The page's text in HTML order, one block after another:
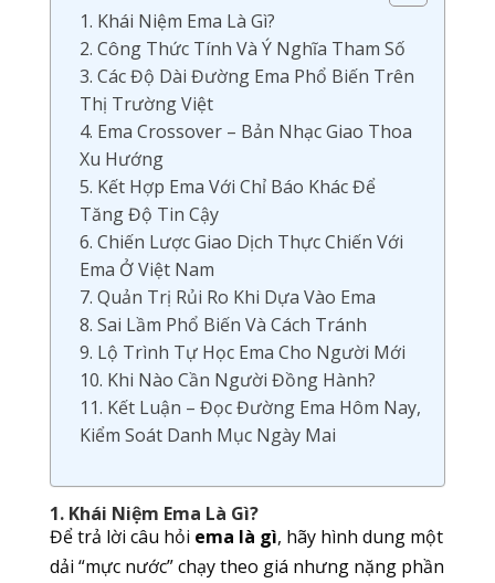
1. Khái Niệm Ema Là Gì?
2. Công Thức Tính Và Ý Nghĩa Tham Số
3. Các Độ Dài Đường Ema Phổ Biến Trên
Thị Trường Việt
4. Ema Crossover – Bản Nhạc Giao Thoa
Xu Hướng
5. Kết Hợp Ema Với Chỉ Báo Khác Để
Tăng Độ Tin Cậy
6. Chiến Lược Giao Dịch Thực Chiến Với
Ema Ở Việt Nam
7. Quản Trị Rủi Ro Khi Dựa Vào Ema
8. Sai Lầm Phổ Biến Và Cách Tránh
9. Lộ Trình Tự Học Ema Cho Người Mới
10. Khi Nào Cần Người Đồng Hành?
11. Kết Luận – Đọc Đường Ema Hôm Nay,
Kiểm Soát Danh Mục Ngày Mai
1. Khái Niệm Ema Là Gì?
Để trả lời câu hỏi ema là gì, hãy hình dung một
dải “mực nước” chạy theo giá nhưng nặng phần